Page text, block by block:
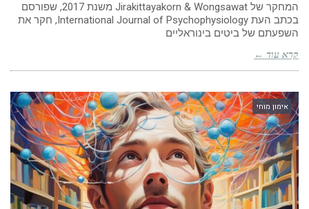
המחקר של Jirakittayakorn & Wongsawat משנת 2017, שפורסם
בכתב העת International Journal of Psychophysiology, חקר את
השפעתם של ביטים בינוראליים
קרא עוד ←
אימון מוחי